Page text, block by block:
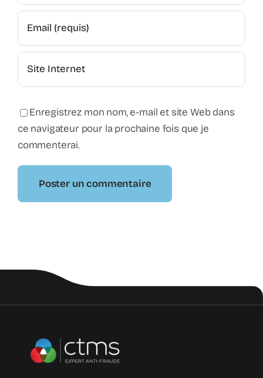
Enregistrez mon nom, e-mail et site Web dans
ce navigateur pour la prochaine fois que je
commenterai.